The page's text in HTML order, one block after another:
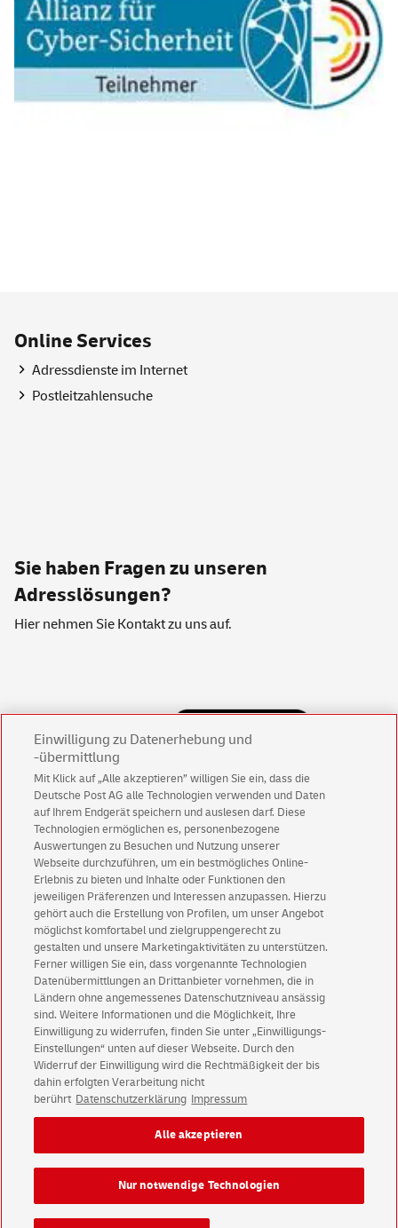
OnlineServices
Adressdienste im Internet
Postleitzahlensuche
Sie haben Fragen zu unseren
Adresslösungen?
Hier nehmen Sie Kontaktzu uns auf.
Deutsche Post Direkt Impressum
Deutsche Post Direkt Datenschutz
English Version
Impressum Rechtliche Hinweise
Datenschutz
Einwilligungs-Einstellungen
Konzern Karriere Presse Investoren
Einwilligung zu Datenerhebung und
-übermittlung
Mit Klick auf „Alle akzeptieren” willigen Sie ein, dass die
Deutsche Post AG alle Technologien verwenden und Daten
auf Ihrem Endgerät speichern und auslesen darf. Diese
Technologien ermöglichen es, personenbezogene
Auswertungen zu Besuchen und Nutzung unserer
Webseite durchzuführen, um ein bestmögliches Online-
Erlebnis zu bieten und Inhalte oder Funktionen den
jeweiligen Präferenzen und Interessen anzupassen. Hierzu
gehört auch die Erstellung von Profilen, um unser Angebot
möglichst komfortabel und zielgruppengerecht zu
gestalten und unsere Marketingaktivitäten zu unterstützen.
Ferner willigen Sie ein, dass vorgenannte Technologien
Datenübermittlungen an Drittanbieter vornehmen, die in
Ländern ohne angemessenes Datenschutzniveau ansässig
sind. Weitere Informationen und die Möglichkeit, Ihre
Einwilligung zu widerrufen, finden Sie unter „Einwilligungs-
Einstellungen“ unten auf dieser Webseite. Durch den
Widerruf der Einwilligung wird die Rechtmäßigkeit der bis
dahin erfolgten Verarbeitung nicht
berührt Datenschutzerklärung Impressum
Nur notwendige Technologien
Alle akzeptieren